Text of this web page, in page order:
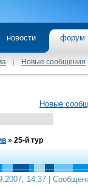
новости
Новые сообщения
Новые
» 25-й тур
14:37 |